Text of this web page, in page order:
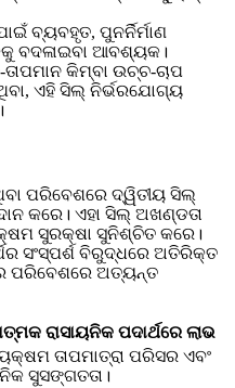
ବ୍ୟବହୃତ, ପୁନର୍ନିର୍ମାଣ
ବଦଳାଇବା ଆବଶ୍ୟକ।
କିମ୍ବା ଉଚ୍ଚ-ଚାପ
ଏହି ସିଲ୍ ନିର୍ଭରଯୋଗ୍ୟ
ପରିବେଶରେ ଦ୍ୱିତୀୟ ସିଲ୍
କରେ। ଏହା ସିଲ୍ ଅଖଣ୍ଡତା
ସୁରକ୍ଷା ସୁନିଶ୍ଚିତ କରେ।
ସଂସ୍ପର୍ଶ ବିରୁଦ୍ଧରେ ଅତିରିକ୍ତ
ପରିବେଶରେ ଅତ୍ୟନ୍ତ
ରାସାୟନିକ ପଦାର୍ଥରେ ଲାଭ
ତାପମାତ୍ରା ପରିସର ଏବଂ
ସୁସଙ୍ଗତତା।